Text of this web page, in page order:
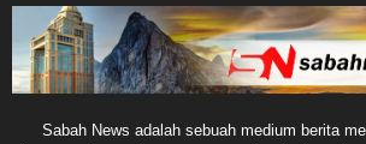
Sabah News adalah sebuah medium berita